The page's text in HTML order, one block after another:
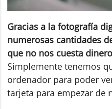
Gracias a la fotografía
numerosas cantidades
que no nos cuesta
Simplemente tenemos
ordenador para poder
tarjeta para empezar de